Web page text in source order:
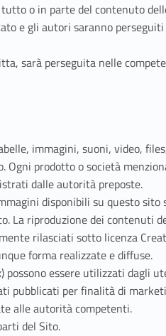
o in parte del contenuto
e gli autori saranno perseguiti
sarà perseguita nelle
immagini, suoni, video,
prodotto o società
dalle autorità preposte.
disponibili su questo
La riproduzione dei contenuti
rilasciati sotto licenza
forma realizzate e diffuse.
essere utilizzati dagli
per finalità di
alle autorità competenti.
del Sito.